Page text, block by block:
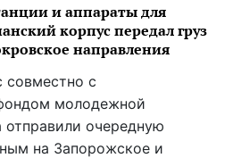
и аппараты для
корпус передал груз
направления
совместно с
молодежной
очередную
на Запорожское и